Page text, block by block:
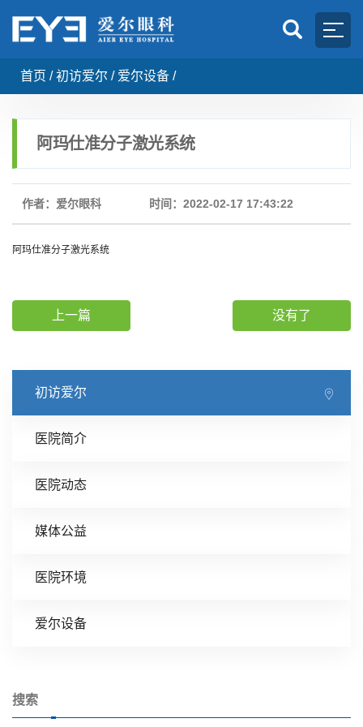
首页 /初访爱尔 / 爱尔设备 /
初访爱尔
医院简介
医院动态
媒体公益
医院环境
爱尔设备
搜索
阿玛仕准分子激光系统
作者：爱尔眼科 时间：2022-02-17 17:43:22
阿玛仕准分子激光系统
上一篇 没有了